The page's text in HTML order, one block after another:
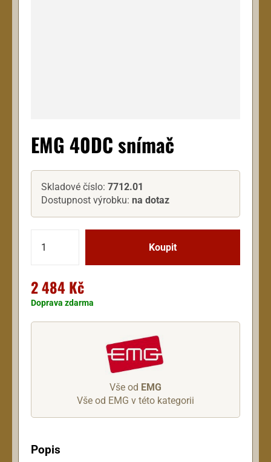
EMG 40DC snímač
Skladové číslo: 7712.01
Dostupnost výrobku: na dotaz
2 484 Kč
Doprava zdarma
Vše od EMG
Vše od EMG v této kategorii
Popis